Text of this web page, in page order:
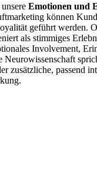
Emotionen und
können
geführt werden.
als stimmiges
Involvement,
Neurowissenschaft
zusätzliche, passend